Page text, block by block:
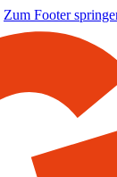
Zum Footer